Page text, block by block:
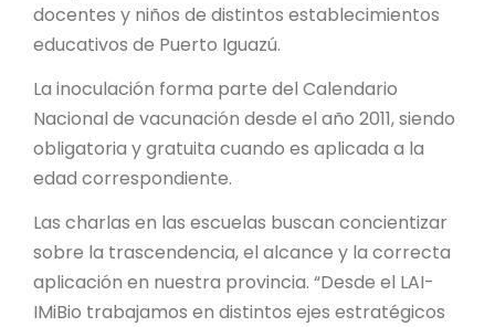
docentes y niños de distintos establecimientos
educativos de Puerto Iguazú.
La inoculación forma parte del Calendario
Nacional de vacunación desde el año 2011, siendo
obligatoria y gratuita cuando es aplicada a la
edad correspondiente.
Las charlas en las escuelas buscan concientizar
sobre la trascendencia, el alcance y la correcta
aplicación en nuestra provincia. “Desde el LAI-
IMiBio trabajamos en distintos ejes estratégicos